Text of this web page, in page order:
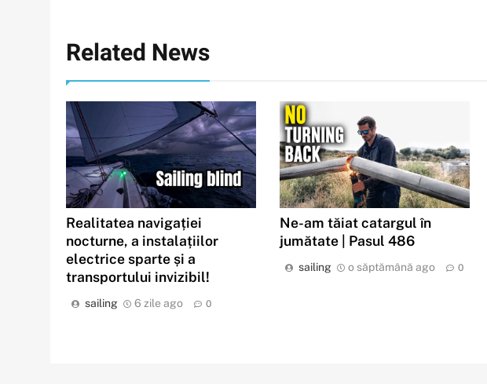
Related News
Realitatea navigației
nocturne, a instalațiilor
electrice sparte și a
transportului invizibil!
sailing 6 zile ago 0
Ne-am tăiat catargul în
jumătate | Pasul 486
sailing o săptămână ago 0